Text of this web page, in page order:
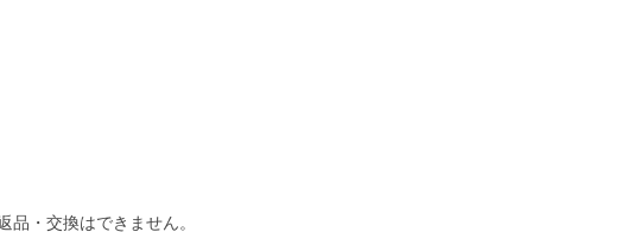
・交換はできません。